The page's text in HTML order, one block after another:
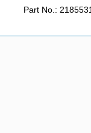
Part No.: 2185531